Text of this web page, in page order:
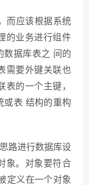
而应该根据系统
的业务进行组件
数据库表之 间的
需要外键关联也
表的一个主键，
或表 结构的重构
路进行数据库设
象。对象要符合
定义在一个对象